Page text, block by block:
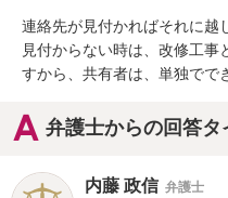
連絡先が見付かればそれに越
見付からない時は、改修工事
すから、共有者は、単独でで
弁護士からの回答タ
内藤 政信 弁護士